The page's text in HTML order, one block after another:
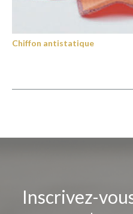
Chiffon antistatique
Inscrivez-